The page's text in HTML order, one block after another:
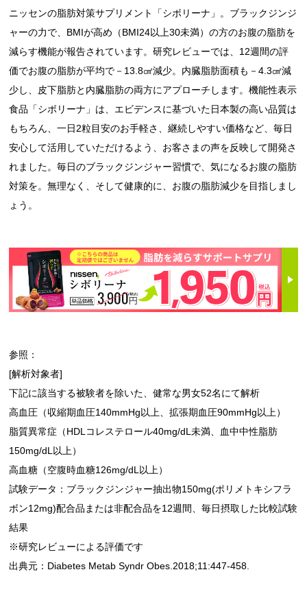
ニッセンの脂肪対策サプリメント「シボリーナ」。ブラックジンジ
ャーの力で、BMIが高め（BMI24以上30未満）の方のお腹の脂肪を
減らす機能が報告されています。研究レビューでは、12週間の評
価でお腹の脂肪が平均で－13.8㎠減少。内臓脂肪面積も－4.3㎠減
少し、皮下脂肪と内臓脂肪の両方にアプローチします。機能性表示
食品「シボリーナ」は、エビデンスに基づいた日本製の高い品質は
もちろん、一日2粒目安のお手軽さ、継続しやすい価格など、毎日
安心して活用していただけるよう、お客さまの声を反映して開発さ
れました。毎日のブラックジンジャー習慣で、気になるお腹の脂肪
対策を。無理なく、そして健康的に、お腹の脂肪減少を目指しまし
ょう。
参照：
[解析対象者]
下記に該当する被験者を除いた、健常な男女52名にて解析
高血圧（収縮期血圧140mmHg以上、拡張期血圧90mmHg以上）
脂質異常症（HDLコレステロール40mg/dL未満、血中中性脂肪
150mg/dL以上）
高血糖（空腹時血糖126mg/dL以上）
試験データ：ブラックジンジャー抽出物150mg(ポリメトキシフラ
ボン12mg)配合品または非配合品を12週間、毎日摂取した比較試験
結果
※研究レビューによる評価です
出典元：Diabetes Metab Syndr Obes.2018;11:447-458.